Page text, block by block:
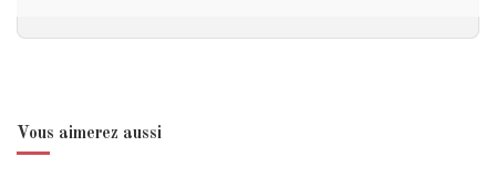
Vous aimerez aussi